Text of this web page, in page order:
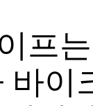
프
바이